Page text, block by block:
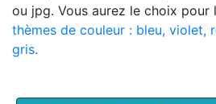
ou jpg. Vous aurez le choix pour
thèmes de couleur : bleu, violet,
gris.